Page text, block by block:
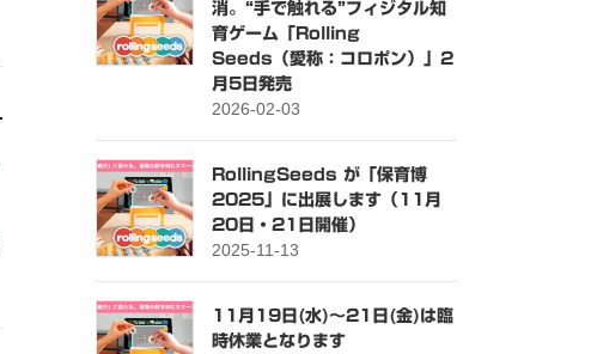
消。“手で触れる”フィジタル知
育ゲーム「Rolling
Seeds（愛称：コロポン）」2
月5日発売
2026-02-03
RollingSeeds が「保育博
2025」に出展します（11月
20日・21日開催）
2025-11-13
11月19日(水)～21日(金)は臨
時休業となります